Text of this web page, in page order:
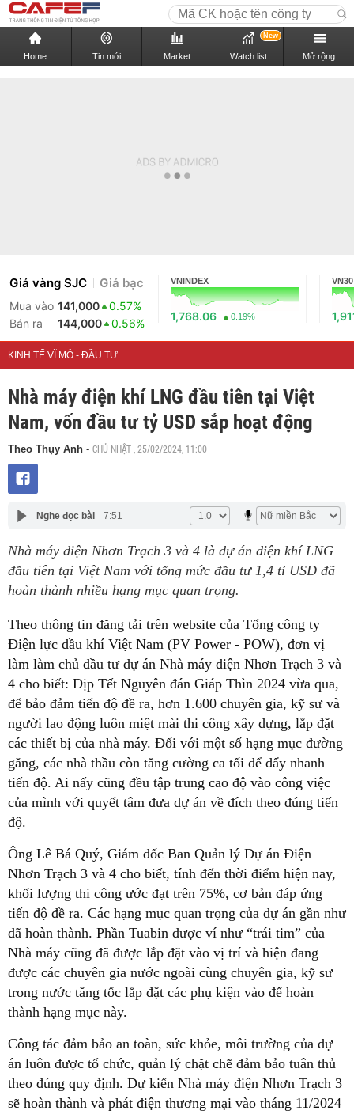
Home Tin mới Market Watch list
New
Mở rộng
Giá vàng SJC Giá bạc
Mua vào 141,000
0.57%
Bán ra
144,000 0.56%
VNINDEX
1,768.06 0.19%
VN30
KINH TẾ VĨ MÔ - ĐẦU TƯ
Nhà máy điện khí LNG đầu tiên tại Việt
Nam, vốn đầu tư tỷ USD sắp hoạt động
Theo Thụy Anh - CHỦ NHẬT , 25/02/2024, 11:00
Nghe đọc bài 7:51
Nhà máy điện Nhơn Trạch 3 và 4 là dự án điện khí LNG
đầu tiên tại Việt Nam với tổng mức đầu tư 1,4 tỉ USD đã
hoàn thành nhiều hạng mục quan trọng.
Theo thông tin đăng tải trên website của Tổng công ty
Điện lực dầu khí Việt Nam (PV Power - POW), đơn vị
làm làm chủ đầu tư dự án Nhà máy điện Nhơn Trạch 3 và
4 cho biết: Dịp Tết Nguyên đán Giáp Thìn 2024 vừa qua,
để bảo đảm tiến độ đề ra, hơn 1.600 chuyên gia, kỹ sư và
người lao động luôn miệt mài thi công xây dựng, lắp đặt
các thiết bị của nhà máy. Đối với một số hạng mục đường
găng, các nhà thầu còn tăng cường ca tối để đẩy nhanh
tiến độ. Ai nấy cũng đều tập trung cao độ vào công việc
của mình với quyết tâm đưa dự án về đích theo đúng tiến
độ.
Ông Lê Bá Quý, Giám đốc Ban Quản lý Dự án Điện
Nhơn Trạch 3 và 4 cho biết, tính đến thời điểm hiện nay,
khối lượng thi công ước đạt trên 75%, cơ bản đáp ứng
tiến độ đề ra. Các hạng mục quan trọng của dự án gần như
đã hoàn thành. Phần Tuabin được ví như “trái tim” của
Nhà máy cũng đã được lắp đặt vào vị trí và hiện đang
được các chuyên gia nước ngoài cùng chuyên gia, kỹ sư
trong nước tăng tốc lắp đặt các phụ kiện vào để hoàn
thành hạng mục này.
Công tác đảm bảo an toàn, sức khỏe, môi trường của dự
án luôn được tổ chức, quản lý chặt chẽ đảm bảo tuân thủ
theo đúng quy định. Dự kiến Nhà máy điện Nhơn Trạch 3
sẽ hoàn thành và phát điện thương mại vào tháng 11/2024